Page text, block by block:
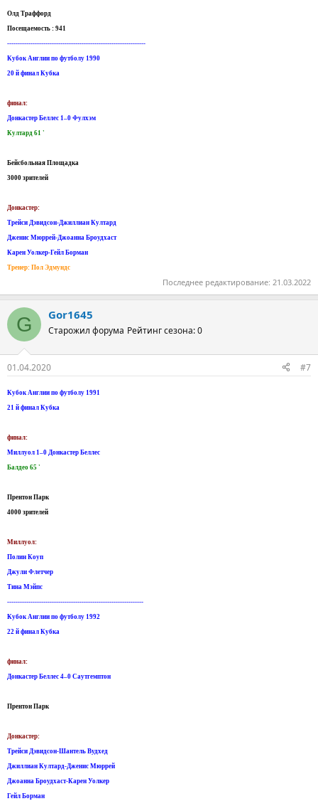
Олд Траффорд
Посещаемость : 941
-----------------------------------------------------------------
Кубок Англии по футболу 1990
20 й финал Кубка
финал:
Донкастер Беллес 1–0 Фулхэм
Култард 61 '
Бейсбольная Площадка
3000 зрителей
Донкастер:
Трейси Дэвидсон-Джиллиан Култард
Дженис Мюррей-Джоанна Броудхаст
Карен Уолкер-Гейл Борман
Тренер: Пол Эдмундс
Последнее редактирование: 21.03.2022
G Gor1645
Старожил форума Рейтинг сезона: 0
01.04.2020 #7
Кубок Англии по футболу 1991
21 й финал Кубка
финал:
Миллуол 1–0 Донкастер Беллес
Балдео 65 '
Прентон Парк
4000 зрителей
Миллуол:
Полин Коуп
Джули Флетчер
Тина Мэйпс
----------------------------------------------------------------
Кубок Англии по футболу 1992
22 й финал Кубка
финал:
Донкастер Беллес 4–0 Саутгемптон
Прентон Парк
Донкастер:
Трейси Дэвидсон-Шантель Вудхед
Джиллиан Култард-Дженис Мюррей
Джоанна Броудхаст-Карен Уолкер
Гейл Борман